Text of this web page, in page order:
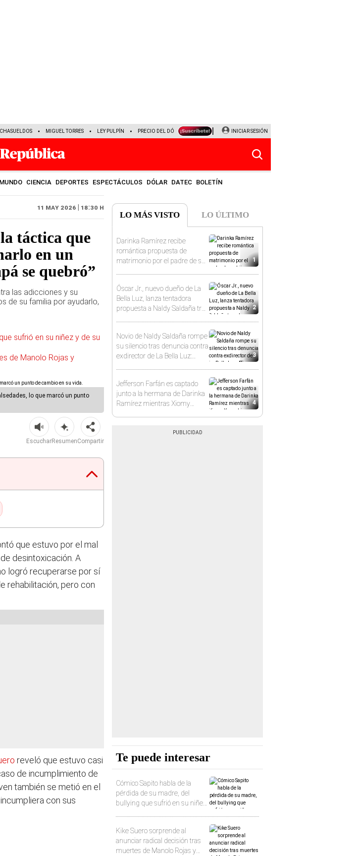
MIGUEL TORRES LEY PULPÍN PRECIO DEL DÓLAR CORTE DE LUZ VIERNES 7 DE AGOSTO
INICIAR SESIÓN
MUNDO CIENCIA DEPORTES ESPECTÁCULOS DÓLAR DATEC BOLETÍN
11 May 2026 | 18:30 h
táctica que
en un
se quebró”
las adicciones y su
de su familia por ayudarlo,
sufrió en su niñez y de su
de Manolo Rojas y
lo que marcó un punto
EscucharResumenCompartir
que estuvo por el mal
desintoxicación. A
logró recuperarse por sí
rehabilitación, pero con
reveló que estuvo casi
de incumplimiento de
también se metió en el
con sus
LO MÁS VISTO LO ÚLTIMO
1
Darinka Ramírez recibe
romántica propuesta de
matrimonio por el padre de su
2
Óscar Jr., nuevo dueño de La
Bella Luz, lanza tentadora
propuesta a Naldy Saldaña tras
3
Novio de Naldy Saldaña rompe
su silencio tras denuncia contra
exdirector de La Bella Luz:
4
Jefferson Farfán es captado
junto a la hermana de Darinka
Ramírez mientras Xiomy
Te puede interesar
Cómico Sapito habla de la
pérdida de su madre, del
bullying que sufrió en su niñez
Kike Suero sorprende al
anunciar radical decisión tras
muertes de Manolo Rojas y